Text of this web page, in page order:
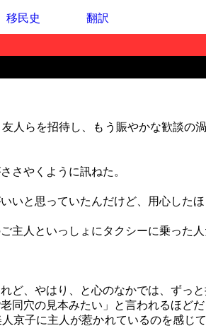
移民史 翻訳
人らを招待し、もう賑やかな歓談の
さやくように訊ねた。
いと思っていたんだけど、用心したほ
主人といっしょにタクシーに乗った人
、やはり、と心のなかでは、ずっ
穴の見本みたい」と言われるほどだ
京子に主人が惹かれているのを感じ